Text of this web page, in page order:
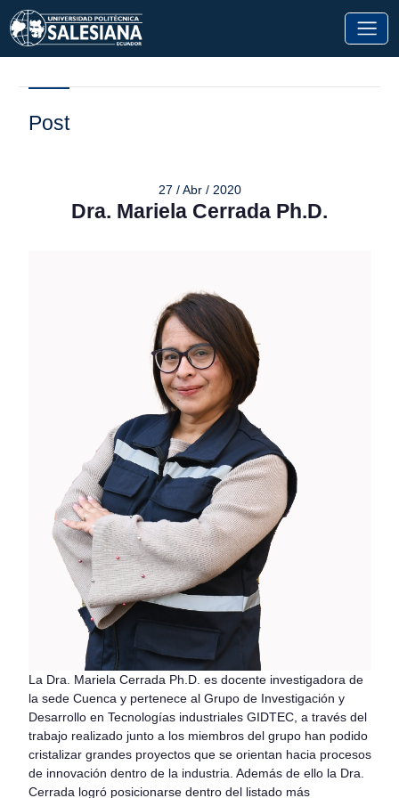
Post
27 / Abr / 2020
Dra. Mariela Cerrada Ph.D.
La Dra. Mariela Cerrada Ph.D. es docente investigadora de
la sede Cuenca y pertenece al Grupo de Investigación y
Desarrollo en Tecnologías industriales GIDTEC, a través del
trabajo realizado junto a los miembros del grupo han podido
cristalizar grandes proyectos que se orientan hacia procesos
de innovación dentro de la industria. Además de ello la Dra.
Cerrada logró posicionarse dentro del listado más